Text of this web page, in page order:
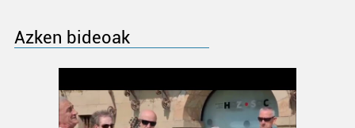
Azken bideoak